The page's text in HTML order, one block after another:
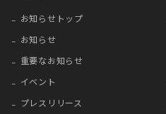
お知らせトップ
お知らせ
重要なお知らせ
イベント
プレスリリース